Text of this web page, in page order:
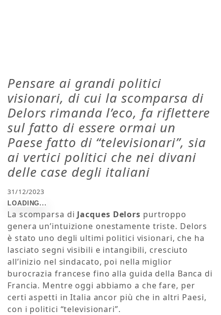
Pensare ai grandi politici
visionari, di cui la scomparsa di
Delors rimanda l’eco, fa riflettere
sul fatto di essere ormai un
Paese fatto di “televisionari”, sia
ai vertici politici che nei divani
delle case degli italiani
31/12/2023
La scomparsa di Jacques Delors purtroppo
genera un’intuizione onestamente triste. Delors
è stato uno degli ultimi politici visionari, che ha
lasciato segni visibili e intangibili, cresciuto
all’inizio nel sindacato, poi nella miglior
burocrazia francese fino alla guida della Banca di
Francia. Mentre oggi abbiamo a che fare, per
certi aspetti in Italia ancor più che in altri Paesi,
con i politici “televisionari”.